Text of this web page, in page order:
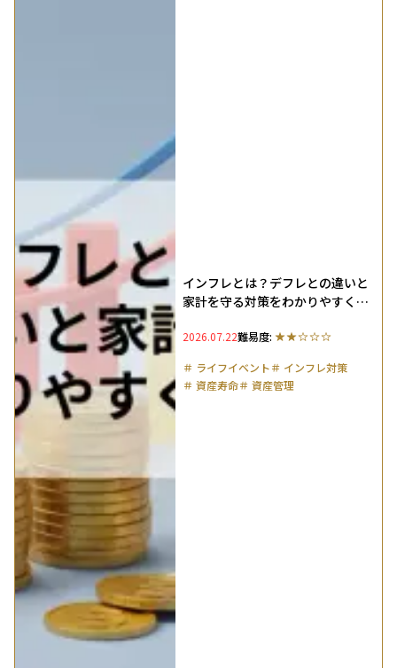
インフレとは？デフレとの違いと
家計を守る対策をわかりやすく解
2026.07.22難易度:
＃ ライフイベント＃ インフレ対策
＃ 資産寿命＃ 資産管理